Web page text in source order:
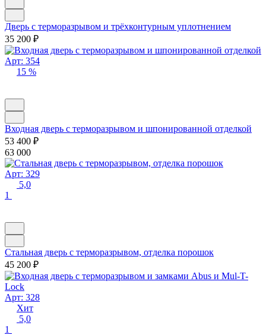
Дверь с терморазрывом и трёхконтурным уплотнением
35 200 ₽
Арт: 354
15 %
Входная дверь с терморазрывом и шпонированной отделкой
53 400 ₽
63 000
Арт: 329
5,0
1
Стальная дверь с терморазрывом, отделка порошок
45 200 ₽
Арт: 328
Хит
5,0
1